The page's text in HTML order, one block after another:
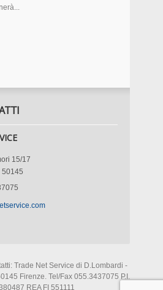
15/17
50145
Trade Net Service di D.Lombardi -
Firenze. Tel/Fax 055.3437075 P.I.
REA FI 551111